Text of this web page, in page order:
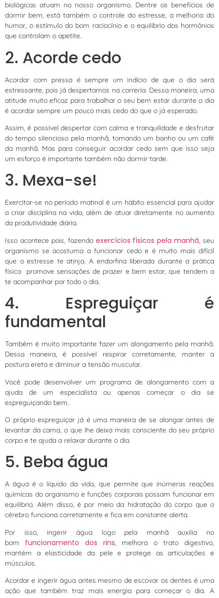
biológicas atuam no nosso organismo. Dentre os benefícios de
dormir bem, está também o controle do estresse, a melhoria do
humor, o estímulo do bom raciocínio e o equilíbrio dos hormônios
que controlam o apetite.
2. Acorde cedo
Acordar com pressa é sempre um indício de que o dia será
estressante, pois já despertamos na correria. Dessa maneira, uma
atitude muito eficaz para trabalhar o seu bem estar durante o dia
é acordar sempre um pouco mais cedo do que o já esperado.
Assim, é possível despertar com calma e tranquilidade e desfrutar
do tempo silencioso pela manhã, tomando um banho ou um café
da manhã. Mas para conseguir acordar cedo sem que isso seja
um esforço é importante também não dormir tarde.
3. Mexa-se!
Exercitar-se no período matinal é um hábito essencial para ajudar
a criar disciplina na vida, além de atuar diretamente no aumento
da produtividade diária.
Isso acontece pois, fazendo exercícios físicos pela manhã, seu
organismo se acostuma a funcionar cedo e é muito mais difícil
que o estresse te atinja. A endorfina liberada durante a prática
física promove sensações de prazer e bem estar, que tendem a
te acompanhar por todo o dia.
4. Espreguiçar é
fundamental
Também é muito importante fazer um alongamento pela manhã.
Dessa maneira, é possível respirar corretamente, manter a
postura ereta e diminuir a tensão muscular.
Você pode desenvolver um programa de alongamento com a
ajuda de um especialista ou apenas começar o dia se
espreguiçando bem.
O próprio espreguiçar já é uma maneira de se alongar antes de
levantar da cama, o que lhe deixa mais consciente do seu próprio
corpo e te ajuda a relaxar durante o dia.
5. Beba água
A água é o líquido da vida, que permite que inúmeras reações
químicas do organismo e funções corporais possam funcionar em
equilíbrio. Além disso, é por meio da hidratação do corpo que o
cérebro funciona corretamente e fica em constante alerta.
Por isso, ingerir água logo pela manhã auxilia no
bom funcionamento dos rins, melhora o trato digestivo,
mantém a elasticidade da pele e protege as articulações e
músculos.
Acordar e ingerir água antes mesmo de escovar os dentes é uma
ação que também traz mais energia para começar o dia. A